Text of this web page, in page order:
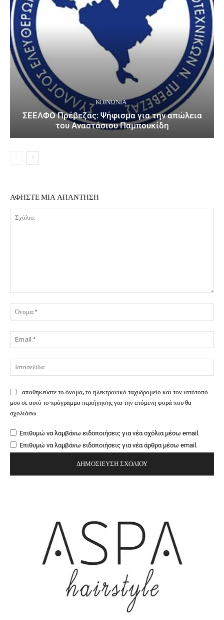
ΚΟΙΝΩΝΙΑ
ΣΕΕΛΦΟ Πρέβεζας: Ψήφισμα για την απώλεια
του Αναστάσιου Παμπουκίδη
ΑΦΗΣΤΕ ΜΙΑ ΑΠΑΝΤΗΣΗ
αποθηκεύστε το όνομα, το ηλεκτρονικό ταχυδρομείο και τον ιστότοπό
μου σε αυτό το πρόγραμμα περιήγησης για την επόμενη φορά που θα
σχολιάσω.
Επιθυμώ να λαμβάνω ειδοποιήσεις για νέα σχόλια μέσω email.
Επιθυμώ να λαμβάνω ειδοποιήσεις για νέα άρθρα μέσω email.